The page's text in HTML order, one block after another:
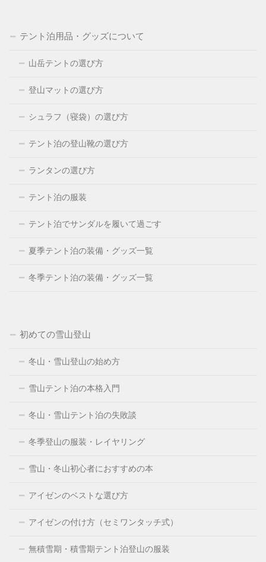
テント泊用品・グッズについて
山岳テントの選び方
登山マットの選び方
シュラフ（寝袋）の選び方
テント泊の登山靴の選び方
ランタンの選び方
テント泊の服装
テント泊でサンダルを履いて過ごす
夏季テント泊の装備・グッズ一覧
冬季テント泊の装備・グッズ一覧
初めての雪山登山
冬山・雪山登山の始め方
雪山テント泊の本格入門
冬山・雪山テント泊の失敗談
冬季登山の服装・レイヤリング
雪山・冬山初心者におすすめの本
アイゼンのベストな選び方
アイゼンの付け方（セミワンタッチ式）
無積雪期・積雪期テント泊登山の服装